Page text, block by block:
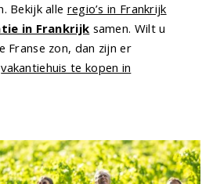
Bekijk alle regio’s in Frankrijk
in Frankrijk samen. Wilt u
Franse zon, dan zijn er
vakantiehuis te kopen in